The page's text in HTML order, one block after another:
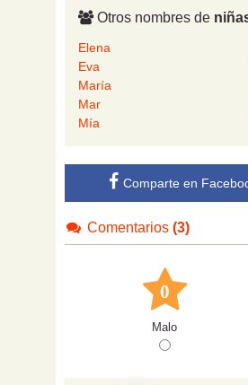
Otros nombres de
Elena
Eva
María
Mar
Mía
Comparte en
Comentarios (3)
0
Malo